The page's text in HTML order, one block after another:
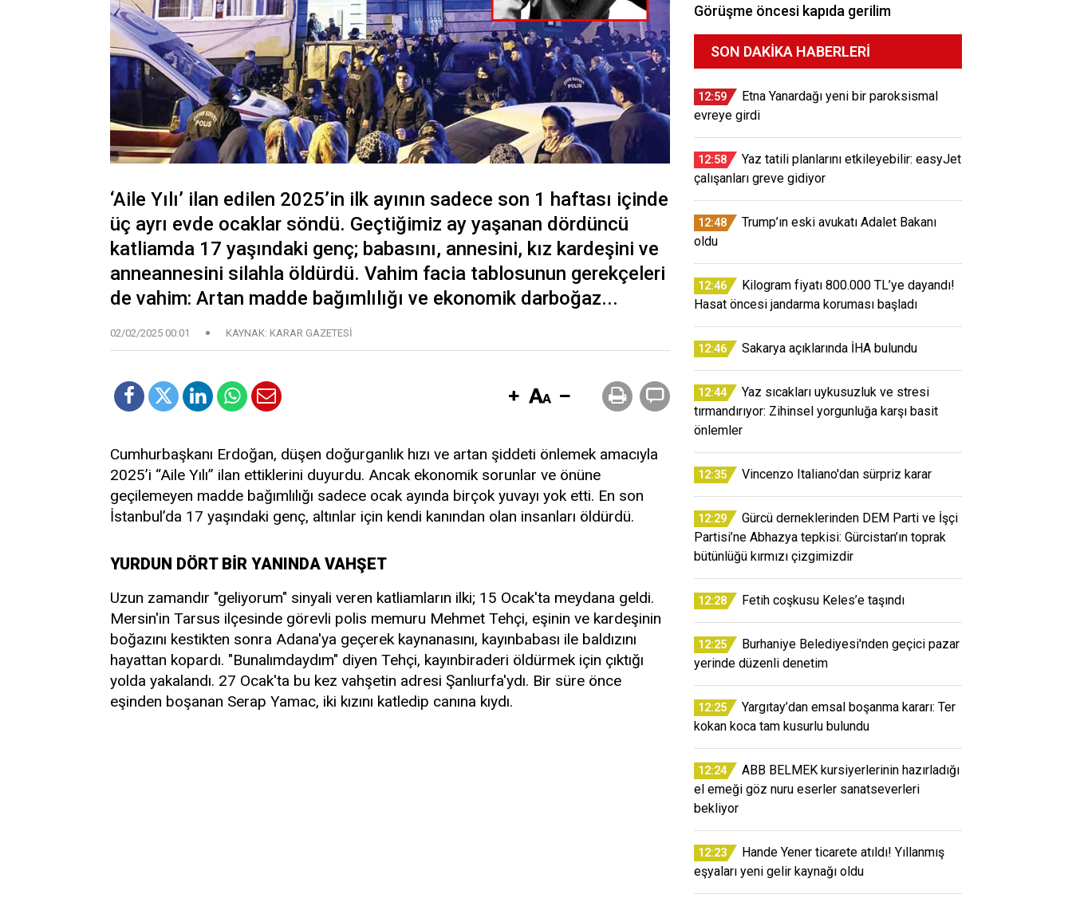
‘Aile Yılı’ ilan edilen 2025’in ilk ayının sadece son 1 haftası içinde
üç ayrı evde ocaklar söndü. Geçtiğimiz ay yaşanan dördüncü
katliamda 17 yaşındaki genç; babasını, annesini, kız kardeşini ve
anneannesini silahla öldürdü. Vahim facia tablosunun gerekçeleri
de vahim: Artan madde bağımlılığı ve ekonomik darboğaz...
02/02/2025 00:01 KAYNAK: KARAR GAZETESİ
Cumhurbaşkanı Erdoğan, düşen doğurganlık hızı ve artan şiddeti önlemek amacıyla
2025’i “Aile Yılı” ilan ettiklerini duyurdu. Ancak ekonomik sorunlar ve önüne
geçilemeyen madde bağımlılığı sadece ocak ayında birçok yuvayı yok etti. En son
İstanbul’da 17 yaşındaki genç, altınlar için kendi kanından olan insanları öldürdü.
YURDUN DÖRT BİR YANINDA VAHŞET
Uzun zamandır "geliyorum" sinyali veren katliamların ilki; 15 Ocak'ta meydana geldi.
Mersin'in Tarsus ilçesinde görevli polis memuru Mehmet Tehçi, eşinin ve kardeşinin
boğazını kestikten sonra Adana'ya geçerek kaynanasını, kayınbabası ile baldızını
hayattan kopardı. "Bunalımdaydım" diyen Tehçi, kayınbiraderi öldürmek için çıktığı
yolda yakalandı. 27 Ocak'ta bu kez vahşetin adresi Şanlıurfa'ydı. Bir süre önce
eşinden boşanan Serap Yamac, iki kızını katledip canına kıydı.
Görüşme öncesi kapıda gerilim
SON DAKIKA HABERLERI
12:59
Etna Yanardağı yeni bir paroksismal
evreye girdi
12:58
Yaz tatili planlarını etkileyebilir: easyJet
çalışanları greve gidiyor
12:48
Trump’ın eski avukatı Adalet Bakanı
oldu
12:46
Kilogram fiyatı 800.000 TL’ye dayandı!
Hasat öncesi jandarma koruması başladı
12:46 Sakarya açıklarında İHA bulundu
12:44
Yaz sıcakları uykusuzluk ve stresi
tırmandırıyor: Zihinsel yorgunluğa karşı basit
önlemler
12:35 Vincenzo Italiano'dan sürpriz karar
12:29
Gürcü derneklerinden DEM Parti ve İşçi
Partisi’ne Abhazya tepkisi: Gürcistan’ın toprak
bütünlüğü kırmızı çizgimizdir
12:28 Fetih coşkusu Keles’e taşındı
12:25
Burhaniye Belediyesi'nden geçici pazar
yerinde düzenli denetim
12:25
Yargıtay’dan emsal boşanma kararı: Ter
kokan koca tam kusurlu bulundu
12:24
ABB BELMEK kursiyerlerinin hazırladığı
el emeği göz nuru eserler sanatseverleri
bekliyor
12:23
Hande Yener ticarete atıldı! Yıllanmış
eşyaları yeni gelir kaynağı oldu